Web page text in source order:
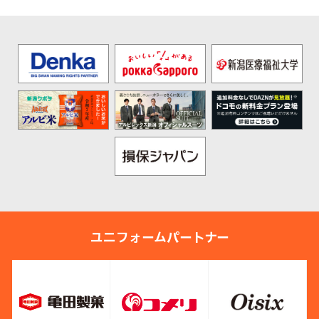
ユニフォームパートナー